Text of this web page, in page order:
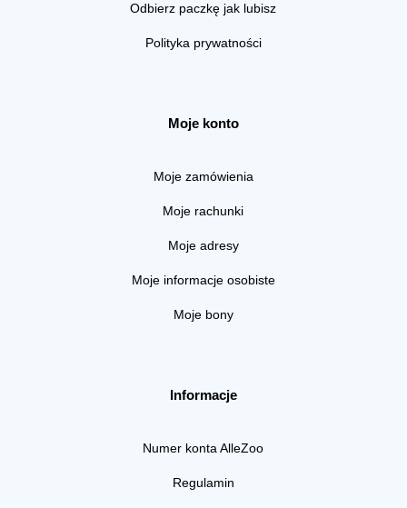
Odbierz paczkę jak lubisz
Polityka prywatności
Moje konto
Moje zamówienia
Moje rachunki
Moje adresy
Moje informacje osobiste
Moje bony
Informacje
Numer konta AlleZoo
Regulamin